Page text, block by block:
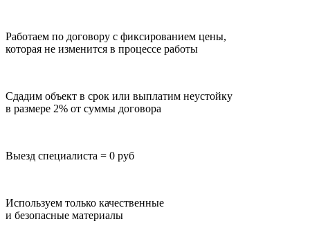
Работаем по договору с фиксированием цены,
которая не изменится в процессе работы
Сдадим объект в срок или выплатим неустойку
в размере 2% от суммы договора
Выезд специалиста = 0 руб
Используем только качественные
и безопасные материалы